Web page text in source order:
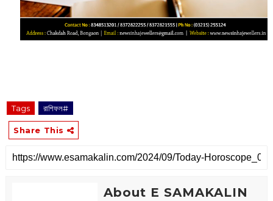
Tags রাশিফল#
Share This
About E SAMAKALIN